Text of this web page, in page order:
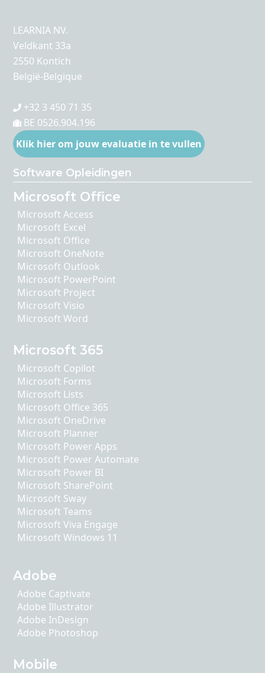
LEARNIA NV.
Veldkant 33a
2550 Kontich
België-Belgique
+32 3 450 71 35
BE 0526.904.196
Klik hier om jouw evaluatie in te vullen
Software Opleidingen
Microsoft Office
Microsoft Access
Microsoft Excel
Microsoft Office
Microsoft OneNote
Microsoft Outlook
Microsoft PowerPoint
Microsoft Project
Microsoft Visio
Microsoft Word
Microsoft 365
Microsoft Copilot
Microsoft Forms
Microsoft Lists
Microsoft Office 365
Microsoft OneDrive
Microsoft Planner
Microsoft Power Apps
Microsoft Power Automate
Microsoft Power BI
Microsoft SharePoint
Microsoft Sway
Microsoft Teams
Microsoft Viva Engage
Microsoft Windows 11
Adobe
Adobe Captivate
Adobe Illustrator
Adobe InDesign
Adobe Photoshop
Mobile